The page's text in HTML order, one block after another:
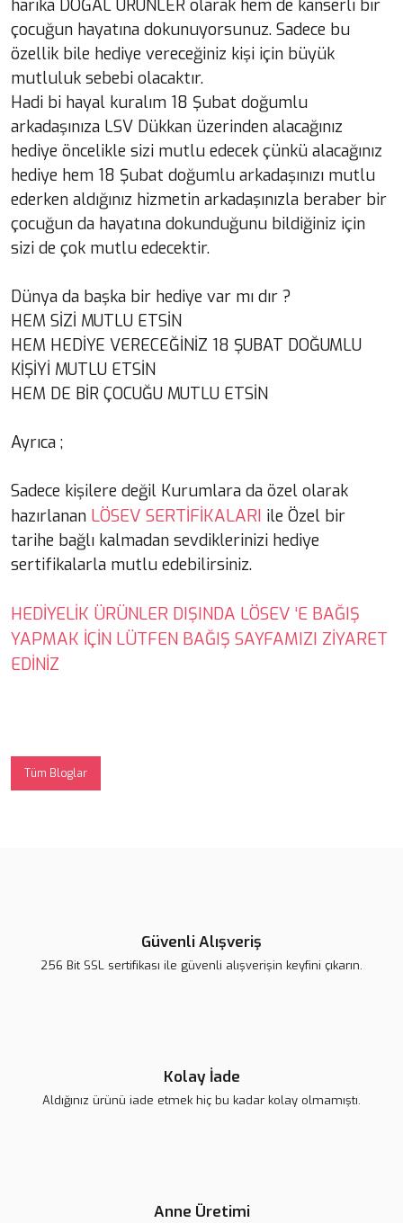
harika DOĞAL ÜRÜNLER olarak hem de kanserli bir
çocuğun hayatına dokunuyorsunuz. Sadece bu
özellik bile hediye vereceğiniz kişi için büyük
mutluluk sebebi olacaktır.
Hadi bi hayal kuralım 18 Şubat doğumlu
arkadaşınıza LSV Dükkan üzerinden alacağınız
hediye öncelikle sizi mutlu edecek çünkü alacağınız
hediye hem 18 Şubat doğumlu arkadaşınızı mutlu
ederken aldığınız hizmetin arkadaşınızla beraber bir
çocuğun da hayatına dokunduğunu bildiğiniz için
sizi de çok mutlu edecektir.
Dünya da başka bir hediye var mı dır ?
HEM SİZİ MUTLU ETSİN
HEM HEDİYE VERECEĞİNİZ 18 ŞUBAT DOĞUMLU
KİŞİYİ MUTLU ETSİN
HEM DE BİR ÇOCUĞU MUTLU ETSİN
Ayrıca ;
Sadece kişilere değil Kurumlara da özel olarak
hazırlanan LÖSEV SERTİFİKALARI ile Özel bir
tarihe bağlı kalmadan sevdiklerinizi hediye
sertifikalarla mutlu edebilirsiniz.
HEDİYELİK ÜRÜNLER DIŞINDA LÖSEV ‘E BAĞIŞ
YAPMAK İÇİN LÜTFEN BAĞIŞ SAYFAMIZI ZİYARET
EDİNİZ
Tüm Bloglar
Güvenli Alışveriş
256 Bit SSL sertifikası ile güvenli alışverişin keyfini çıkarın.
Kolay İade
Aldığınız ürünü iade etmek hiç bu kadar kolay olmamıştı.
Anne Üretimi